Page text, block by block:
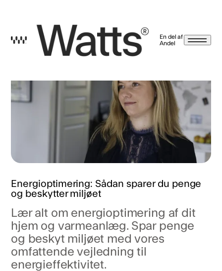
En del af
Andel
Energioptimering: Sådan sparer du penge
og beskytter miljøet
Lær alt om energioptimering af dit
hjem og varmeanlæg. Spar penge
og beskyt miljøet med vores
omfattende vejledning til
energieffektivitet.
Ved at trykke tilmeld, giver jeg samtykke til, at Watts A/S må kontakte mig på email,
sms/mms, push-beskeder og meddelelser i vores app, brev, notifikationer og
beskeder på Facebook, Instagram og LinkedIn. Markedsføringen kan indeholde
nyheder og tilbud på energirådgivning, serviceaftaler, varmepumper, energi-
styringsprodukter, energilagerringssystemer og solceller. Hvis det alligevel ikke er
noget for dig, kan du altid afmelde dig igen via afmeldingslinket i vores mails eller ved
watts.dk/persondatapolitik
Vi sælger eller giver
selvfølgelig ikke dine oplysninger til andre.
Jeg har læst og accepteret betingelserne. Tilbage